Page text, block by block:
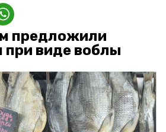
предложили
виде воблы